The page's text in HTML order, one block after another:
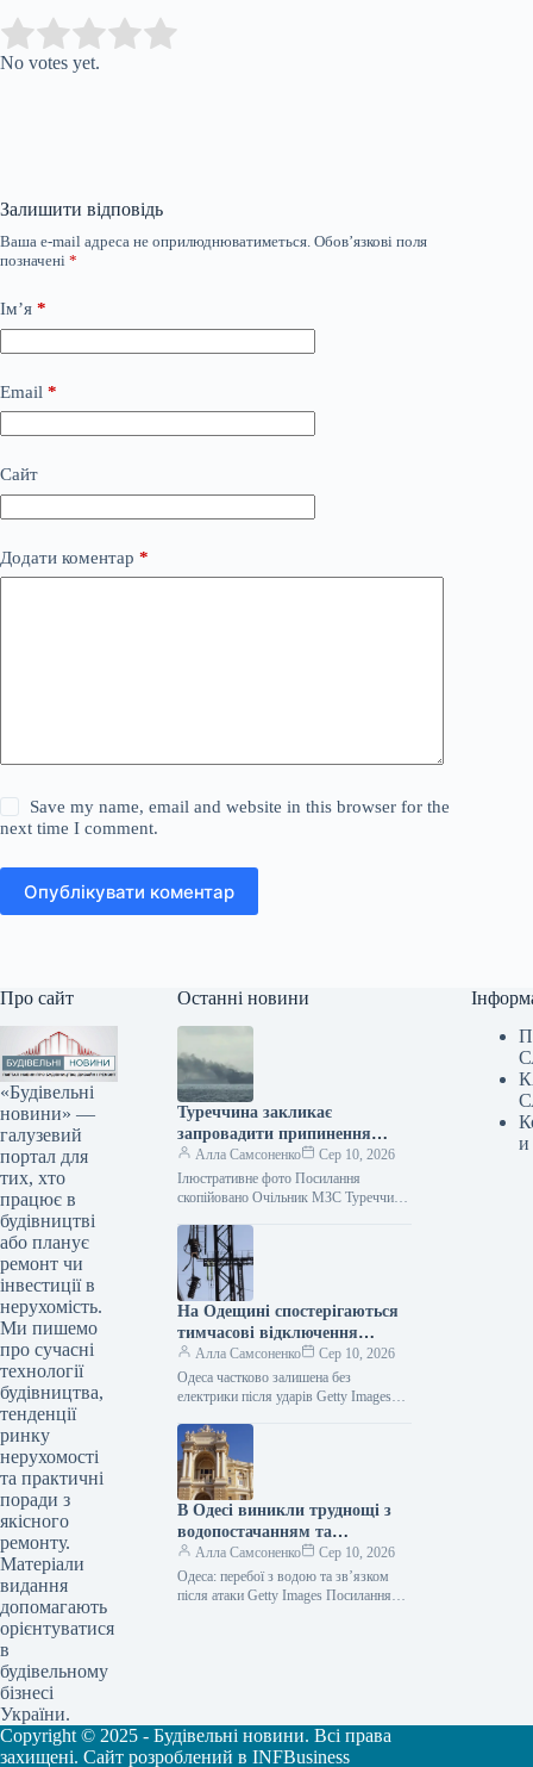
Rate this item:
No votes yet.
Залишити відповідь
Ваша e-mail адреса не оприлюднюватиметься. Обов’язкові поля
позначені *
Ім’я *
Email *
Сайт
Додати коментар *
Save my name, email and website in this browser for the
next time I comment.
Опублікувати коментар
Про сайт
«Будівельні
новини» —
галузевий
портал для
тих, хто
працює в
будівництві
або планує
ремонт чи
інвестиції в
нерухомість.
Ми пишемо
про сучасні
технології
будівництва,
тенденції
ринку
нерухомості
та практичні
поради з
якісного
ремонту.
Матеріали
видання
допомагають
орієнтуватися
в
будівельному
бізнесі
України.
Останні новини
Туреччина закликає
запровадити припинення
вогню щодо суден у Чорному
морі.
Алла Самсоненко
Сер 10, 2026
Ілюстративне фото Посилання
скопійовано Очільник МЗС Туреччини
висунула заклик до України та Росії
щодо встановлення…
На Одещині спостерігаються
тимчасові відключення
електроенергії через одну з
найсерйозніших атак,
здійснених РФ.
Алла Самсоненко
Сер 10, 2026
Одеса частково залишена без
електрики після ударів Getty Images
один із наймасовіших нападів на
Одещину цього…
В Одесі виникли труднощі з
водопостачанням та
комунікаціями після ударів.
Алла Самсоненко
Сер 10, 2026
Одеса: перебої з водою та зв’язком
після атаки Getty Images Посилання
и
Copyright © 2025 - Будівельні новини. Всі права
захищені. Сайт розроблений в INFBusiness